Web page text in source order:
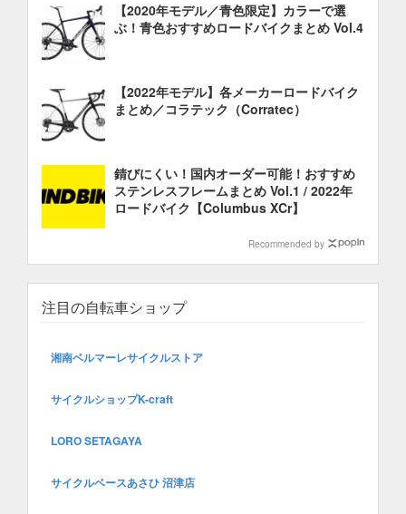
【2020年モデル／青色限定】カラーで選
ぶ！青色おすすめロードバイクまとめ Vol.4
【2022年モデル】各メーカーロードバイク
まとめ／コラテック（Corratec）
錆びにくい！国内オーダー可能！おすすめ
ステンレスフレームまとめ Vol.1 / 2022年
ロードバイク【Columbus XCr】
Recommended by
注目の自転車ショップ
湘南ベルマーレサイクルストア
サイクルショップK-craft
LORO SETAGAYA
サイクルベースあさひ 沼津店